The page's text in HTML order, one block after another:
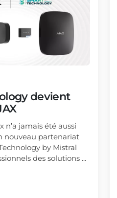
devient
n’a jamais été aussi
nouveau partenariat
by Mistral
des solutions ...